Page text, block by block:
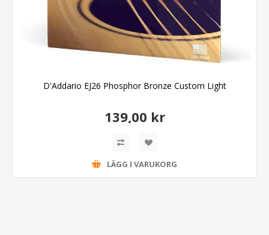
D'Addario EJ26 Phosphor Bronze Custom Light
139,00 kr
LÄGG I VARUKORG